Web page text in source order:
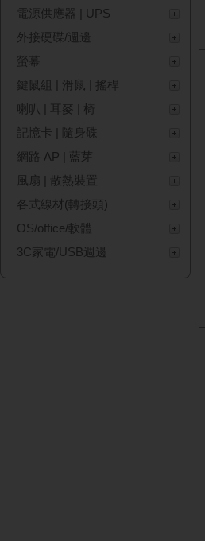
電源供應器 | UPS
外接硬碟/週邊
螢幕
鍵鼠組 | 滑鼠 | 搖桿
喇叭 | 耳麥 | 椅
記憶卡 | 隨身碟
網路 AP | 藍芽
風扇 | 散熱裝置
各式線材(轉接頭)
OS/office/軟體
3C家電/USB週邊